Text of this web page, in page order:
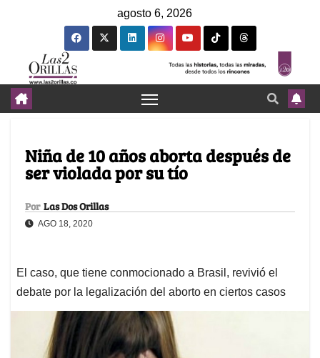
agosto 6, 2026
Niña de 10 años aborta después de
ser violada por su tío
Por Las Dos Orillas
AGO 18, 2020
El caso, que tiene conmocionado a Brasil, revivió el
debate por la legalización del aborto en ciertos casos